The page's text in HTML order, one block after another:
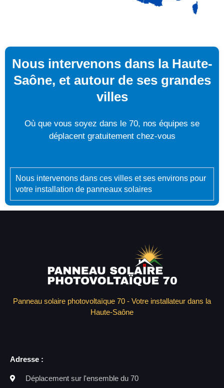
Nous intervenons dans la Haute-
Saône, et autour de ses grandes
villes
Où que vous soyez dans le 70, nos équipes se
déplacent gratuitement chez-vous
Nous intervenons dans ces villes et ses environs pour
votre installation de panneaux solaires
Panneau solaire photovoltaïque 70 - Votre installateur dans la
Haute-Saône
Adresse :
Déplacement sur l'ensemble du 70